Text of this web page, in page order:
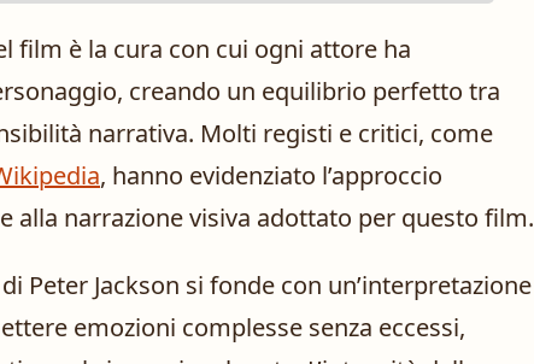
film è la cura con cui ogni attore ha
creando un equilibrio perfetto tra
narrativa. Molti registi e critici, come
, hanno evidenziato l’approccio
alla narrazione visiva adottato per questo film.
Peter Jackson si fonde con un’interpretazione
emozioni complesse senza eccessi,